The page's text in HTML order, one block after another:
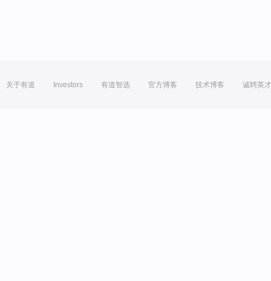
关于有道 Investors 有道智选 官方博客 技术博客 诚聘英才